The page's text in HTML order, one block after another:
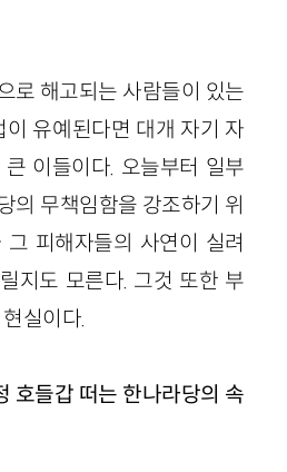
로 해고되는 사람들이 있는
이 유예된다면 대개 자기 자
이들이다. 오늘부터 일부
의 무책임함을 강조하기 위
피해자들의 사연이 실려
지도 모른다. 그것 또한 부
실이다.
호들갑 떠는 한나라당의 속